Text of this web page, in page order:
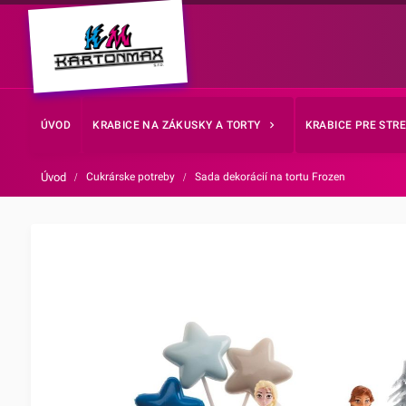
ÚVOD KRABICE NA ZÁKUSKY A TORTY KRABICE PRE
Úvod / Cukrárske potreby / Sada dekorácií na tortu Frozen